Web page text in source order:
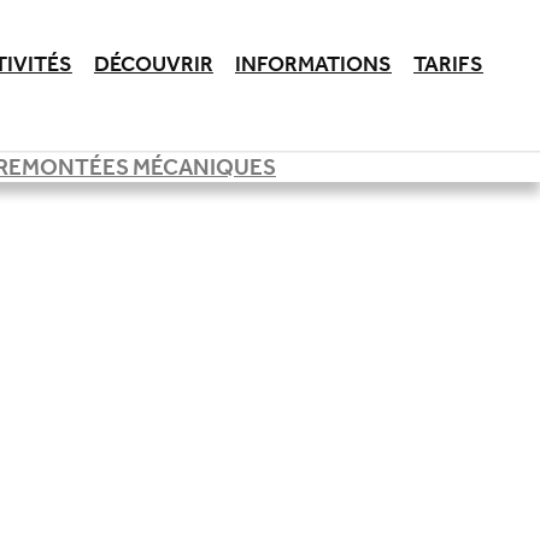
DÉCOUVRIR INFORMATIONS TARIFS
MÉCANIQUES